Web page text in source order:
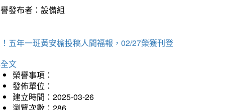
發布者：設備組
五年一班黃安榆投稿人間福報，02/27榮獲刊登
文
榮譽事項：
發佈單位：
建立時間：2025-03-26